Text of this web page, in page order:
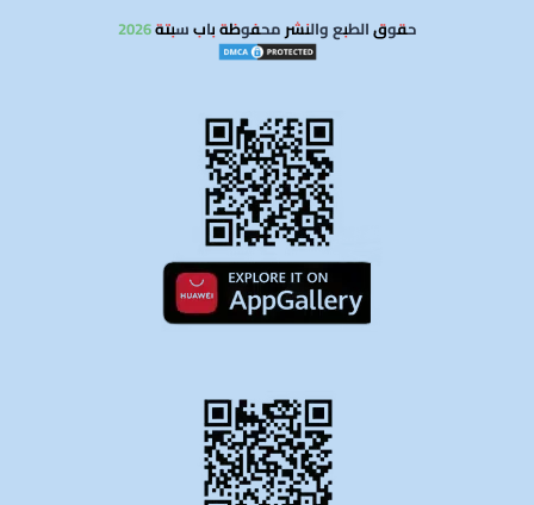
حقوق الطبع والنشر محفوظة باب سبتة 2026